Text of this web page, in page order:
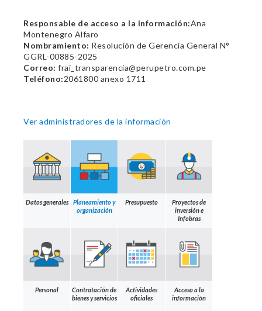
Responsable de acceso a la información:Ana
Montenegro Alfaro
Nombramiento: Resolución de Gerencia General N°
GGRL-00885-2025
Correo: frai_transparencia@perupetro.com.pe
Teléfono:2061800 anexo 1711
Ver administradores de la información
Datos generales
Planeamiento y
organización
Presupuesto
Proyectos de
inversión e
Infobras
Personal
Contratación de
bienes y servicios
Actividades
oficiales
Acceso a la
información